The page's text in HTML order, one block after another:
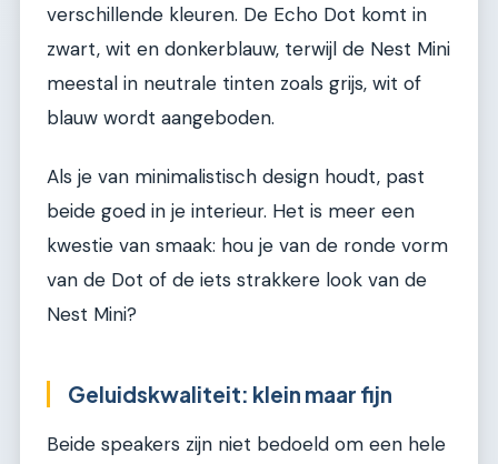
verschillende kleuren. De Echo Dot komt in
zwart, wit en donkerblauw, terwijl de Nest Mini
meestal in neutrale tinten zoals grijs, wit of
blauw wordt aangeboden.
Als je van minimalistisch design houdt, past
beide goed in je interieur. Het is meer een
kwestie van smaak: hou je van de ronde vorm
van de Dot of de iets strakkere look van de
Nest Mini?
Geluidskwaliteit: klein maar fijn
Beide speakers zijn niet bedoeld om een hele